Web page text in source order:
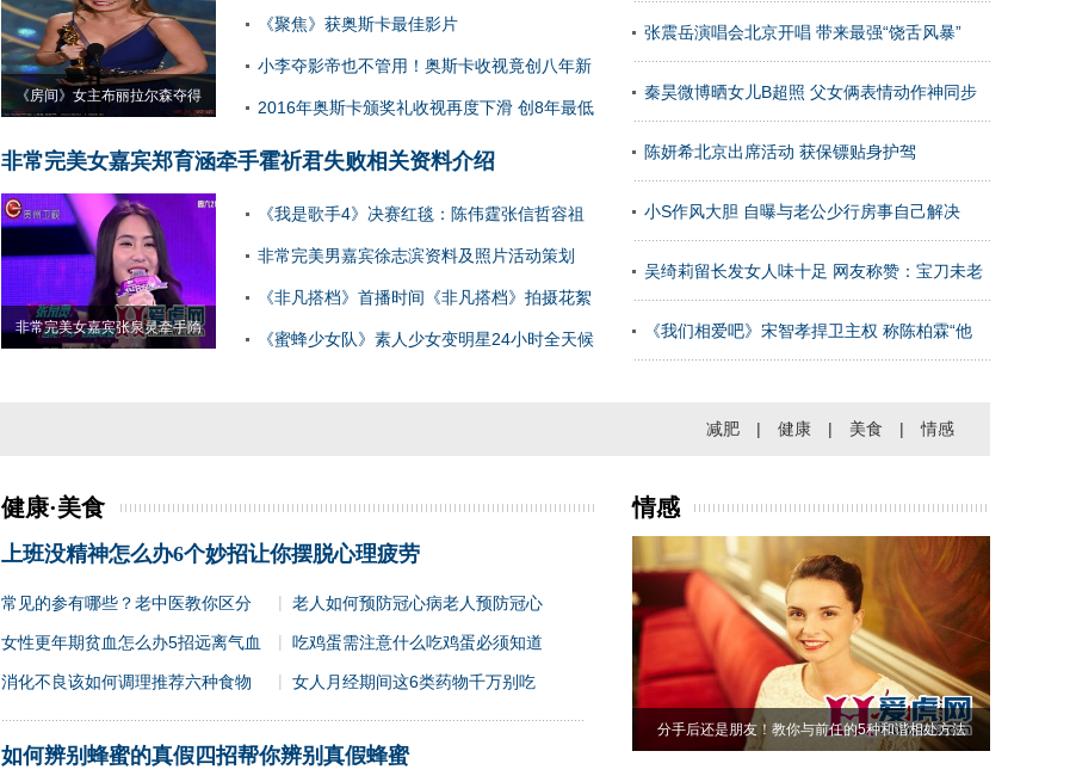
《房间》女主布丽拉尔森夺得
影帝
《聚焦》获奥斯卡最佳影片
小李夺影帝也不管用！奥斯卡收视竟创八年新
低
2016年奥斯卡颁奖礼收视再度下滑 创8年最低
非常完美女嘉宾郑育涵牵手霍祈君失败相关资料介绍
非常完美女嘉宾张泉灵牵手隋
《我是歌手4》决赛红毯：陈伟霆张信哲容祖
儿
非常完美男嘉宾徐志滨资料及照片活动策划
《非凡搭档》首播时间《非凡搭档》拍摄花絮
《蜜蜂少女队》素人少女变明星24小时全天候
张震岳演唱会北京开唱 带来最强“饶舌风暴”
秦昊微博晒女儿B超照 父女俩表情动作神同步
陈妍希北京出席活动 获保镖贴身护驾
小S作风大胆 自曝与老公少行房事自己解决
吴绮莉留长发女人味十足 网友称赞：宝刀未老
《我们相爱吧》宋智孝捍卫主权 称陈柏霖“他
减肥 | 健康 | 美食 | 情感
健康·美食
上班没精神怎么办6个妙招让你摆脱心理疲劳
常见的参有哪些？老中医教你区分 | 老人如何预防冠心病老人预防冠心
女性更年期贫血怎么办5招远离气血 | 吃鸡蛋需注意什么吃鸡蛋必须知道
消化不良该如何调理推荐六种食物 | 女人月经期间这6类药物千万别吃
如何辨别蜂蜜的真假四招帮你辨别真假蜂蜜
情感
分手后还是朋友！教你与前任的5种和谐相处方法